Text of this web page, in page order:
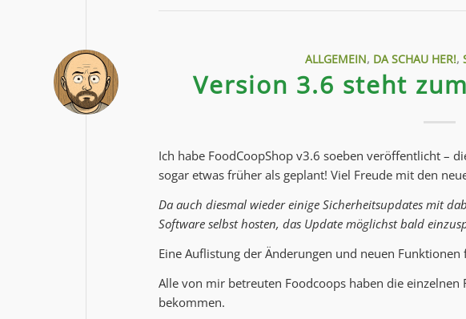
ALLGEMEIN, DA SCHAU HER!,
Version 3.6 steht
Ich habe FoodCoopShop v3.6 soeben veröffentlicht –
sogar etwas früher als geplant! Viel Freude mit den
Da auch diesmal wieder einige Sicherheitsupdates mit
Software selbst hosten, das Update möglichst bald
Eine Auflistung der Änderungen und neuen
Alle von mir betreuten Foodcoops haben die einzelnen
bekommen.